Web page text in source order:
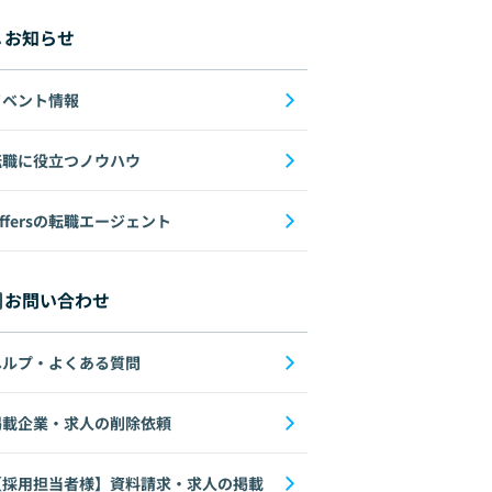
お知らせ
ント情報
に役立つノウハウ
の転職エージェント
お問い合わせ
プ・よくある質問
企業・求人の削除依頼
用担当者様】資料請求・求人の掲載